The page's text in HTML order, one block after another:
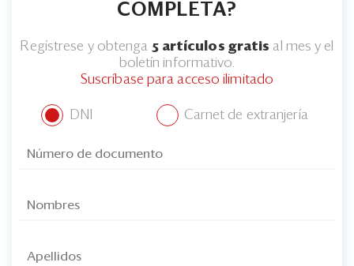
COMPLETA?
Regístrese y obtenga 5 artículos gratis al mes y el
boletín informativo.
Suscríbase para acceso ilimitado
DNI Carnet de extranjería